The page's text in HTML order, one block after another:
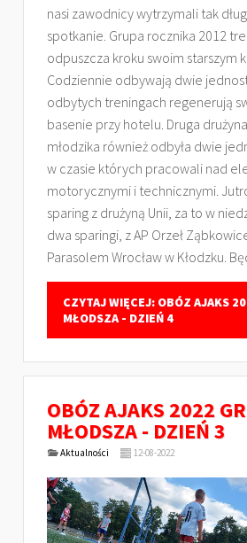
nasi zawodnicy wytrzymali tak
spotkanie. Grupa rocznika 2012
odpuszcza kroku swoim starszym
Codziennie odbywają dwie
odbytych treningach regenerują
basenie przy hotelu. Druga
młodzika również odbyła dwie
w czasie których pracowali nad
motorycznymi i technicznymi.
sparing z drużyną Unii, za to w
dwa sparingi, z AP Orzeł
Parasolem Wrocław w Kłodzku.
CZYTAJ WIĘCEJ: OBÓZ AJAKS
MŁODSZA - DZIEŃ 4
OBÓZ AJAKS 2022
MŁODSZA - DZIEŃ 3
Aktualności 12-08-2022